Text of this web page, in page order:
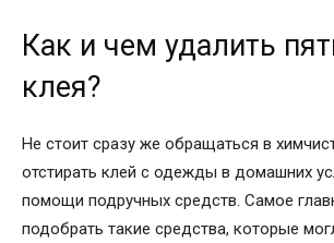
Как и чем удалить
клея?
Не стоит сразу же обращаться в
отстирать клей с одежды в домашних
помощи подручных средств. Самое
подобрать такие средства, которые